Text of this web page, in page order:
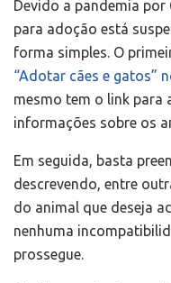
Devido a pandemia
para adoção está
forma simples. O
“Adotar cães e gatos”
mesmo tem o link para
informações sobre os
Em seguida, basta
descrevendo, entre
do animal que deseja
nenhuma
prossegue.